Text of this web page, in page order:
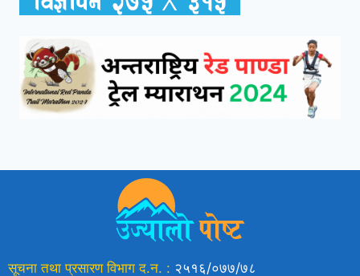
सूचना तथा प्रसारण विभाग द.न. : २५१६/०७७/७८